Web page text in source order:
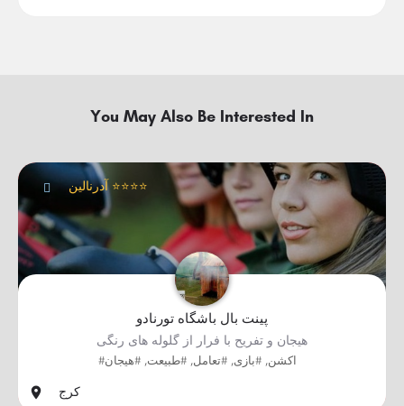
You May Also Be Interested In
پینت بال باشگاه تورنادو
هیجان و تفریح با فرار از گلوله های رنگی
#اکشن, #بازی, #تعامل, #طبیعت, #هیجان
آدرنالین ⭐⭐⭐⭐
کرج